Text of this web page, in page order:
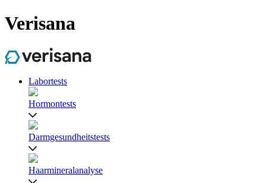
Verisana
Labortests
Hormontests
Darmgesundheitstests
Haarmineralanalyse